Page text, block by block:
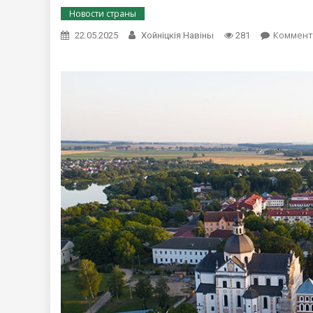
Новости страны
22.05.2025 Хойнiцкiя Навiны 281